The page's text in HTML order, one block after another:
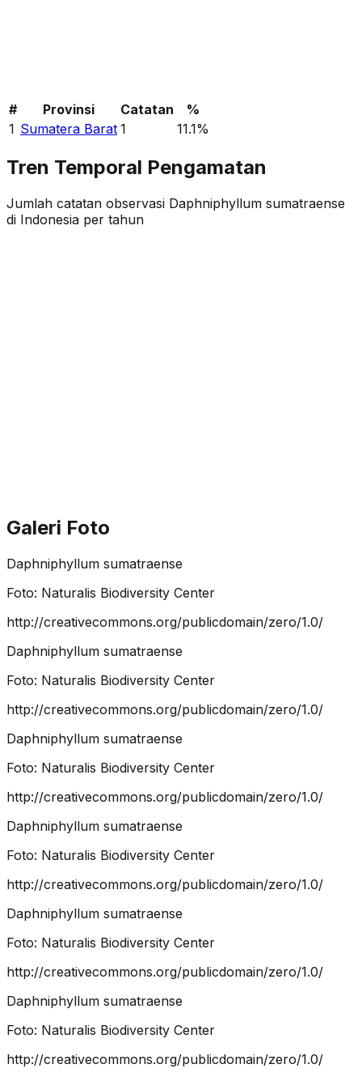
# Provinsi Catatan
%
1 Sumatera Barat 1 11.1%
Tren Temporal Pengamatan
Jumlah catatan observasi Daphniphyllum sumatraense
di Indonesia per tahun
Galeri Foto
Daphniphyllum sumatraense
Foto: Naturalis Biodiversity Center
http://creativecommons.org/publicdomain/zero/1.0/
Daphniphyllum sumatraense
Foto: Naturalis Biodiversity Center
http://creativecommons.org/publicdomain/zero/1.0/
Daphniphyllum sumatraense
Foto: Naturalis Biodiversity Center
http://creativecommons.org/publicdomain/zero/1.0/
Daphniphyllum sumatraense
Foto: Naturalis Biodiversity Center
http://creativecommons.org/publicdomain/zero/1.0/
Daphniphyllum sumatraense
Foto: Naturalis Biodiversity Center
http://creativecommons.org/publicdomain/zero/1.0/
Daphniphyllum sumatraense
Foto: Naturalis Biodiversity Center
http://creativecommons.org/publicdomain/zero/1.0/